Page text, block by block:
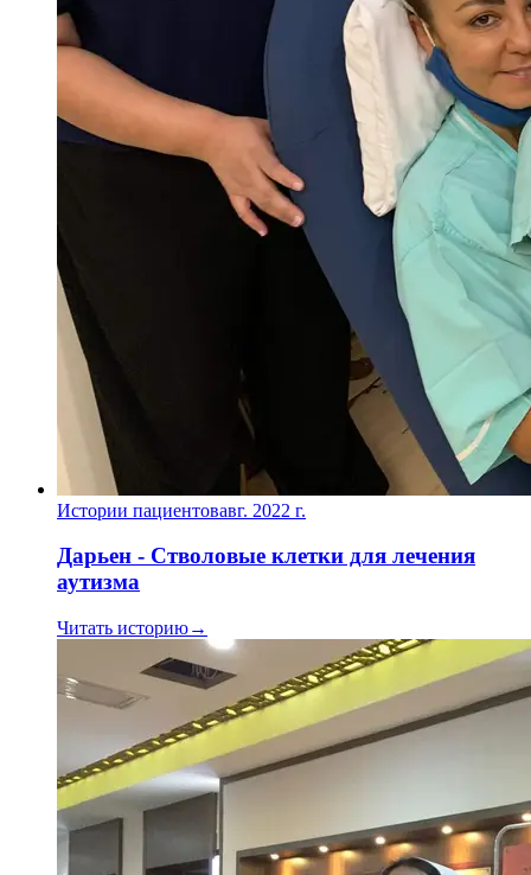
Истории пациентовавг. 2022 г.
Дарьен - Стволовые клетки для лечения
аутизма
Читать историю→